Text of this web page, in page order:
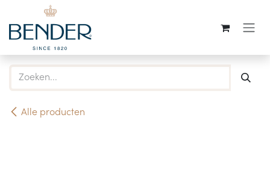
Overslaan naar inhoud
Alle producten